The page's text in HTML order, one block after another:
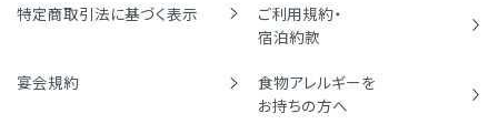
特定商取引法に基づく表示
ご利用規約・
宿泊約款
宴会規約
食物アレルギーを
お持ちの方へ